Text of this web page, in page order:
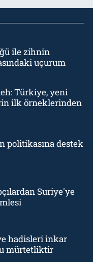
ile zihnin
uçurum
Türkiye, yeni
ilk örneklerinden
politikasına destek
Suriye'ye
hadisleri inkar
mürtetliktir